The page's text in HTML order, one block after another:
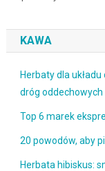
KAWA
Herbaty dla
dróg oddechowych
Top 6 marek
20 powodów, aby
Herbata hibiskus: